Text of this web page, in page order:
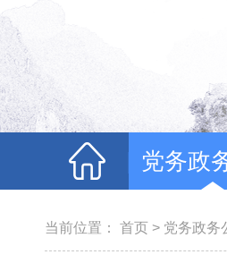
党务政
当前位置： 首页 > 党务政务